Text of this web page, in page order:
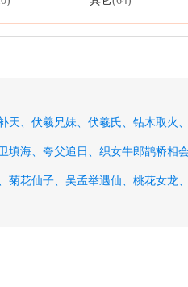
天、 伏羲兄妹、 伏羲氏、 钻木取火
填海、 夸父追日、 织女牛郎鹊桥相
菊花仙子、 吴孟举遇仙、 桃花女龙